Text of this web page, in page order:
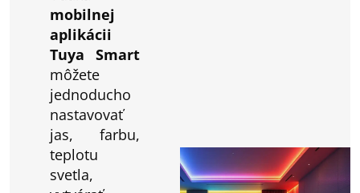
mobilnej
aplikácii
Tuya Smart
môžete
jednoducho
nastavovať
jas, farbu,
teplotu
svetla,